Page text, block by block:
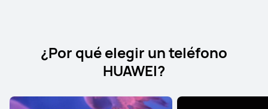
¿Por qué elegir un teléfono
HUAWEI?